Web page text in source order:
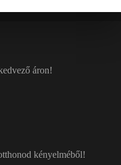
áron!
kényelméből!